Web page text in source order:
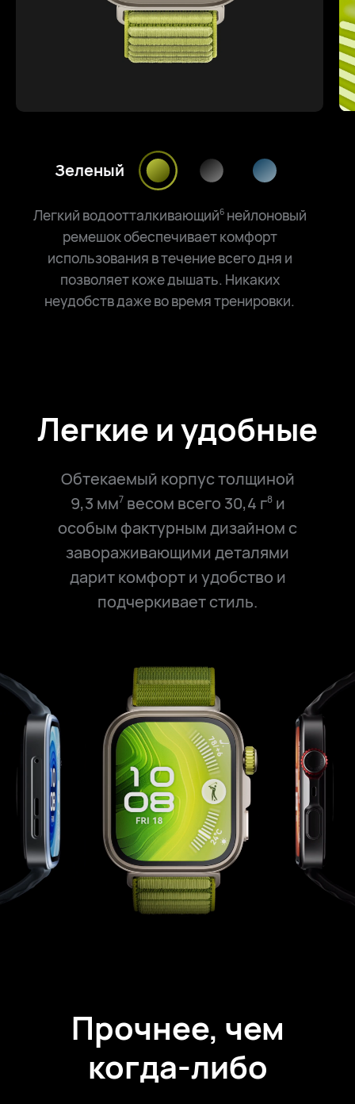
Зеленый
Легкий водоотталкивающий6нейлоновый
ремешок обеспечивает комфорт
использования в течение всего дня и
позволяет коже дышать. Никаких
неудобств даже во время тренировки.
Легкие и удобные
Обтекаемый корпус толщиной
9,3 мм7весом всего 30,4 г8и
особым фактурным дизайном с
завораживающими деталями
дарит комфорт и удобство и
подчеркивает стиль.
Прочнее, чем
когда-либо